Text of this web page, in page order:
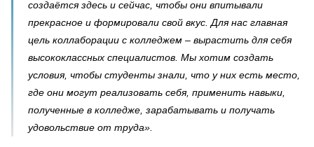
создаётся здесь и сейчас, чтобы они впитывали
прекрасное и формировали свой вкус. Для нас главная
цель коллаборации с колледжем – вырастить для себя
высококлассных специалистов. Мы хотим создать
условия, чтобы студенты знали, что у них есть место,
где они могут реализовать себя, применить навыки,
полученные в колледже, зарабатывать и получать
удовольствие от труда».